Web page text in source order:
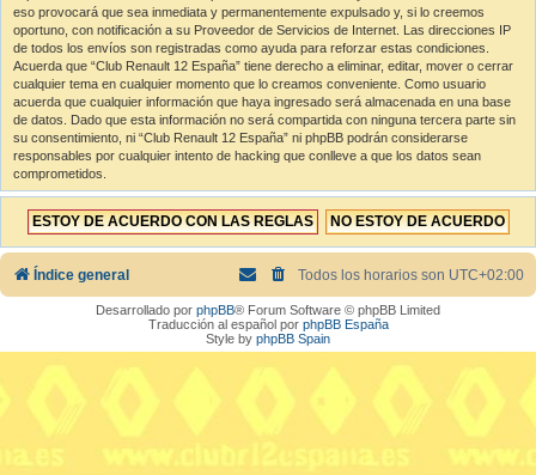
eso provocará que sea inmediata y permanentemente expulsado y, si lo creemos
oportuno, con notificación a su Proveedor de Servicios de Internet. Las direcciones IP
de todos los envíos son registradas como ayuda para reforzar estas condiciones.
Acuerda que “Club Renault 12 España” tiene derecho a eliminar, editar, mover o cerrar
cualquier tema en cualquier momento que lo creamos conveniente. Como usuario
acuerda que cualquier información que haya ingresado será almacenada en una base
de datos. Dado que esta información no será compartida con ninguna tercera parte sin
su consentimiento, ni “Club Renault 12 España” ni phpBB podrán considerarse
responsables por cualquier intento de hacking que conlleve a que los datos sean
comprometidos.
Índice general Todos los horarios son UTC+02:00
Desarrollado por phpBB® Forum Software © phpBB Limited
Traducción al español por phpBB España
Style by phpBB Spain